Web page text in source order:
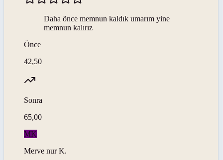
Daha önce memnun kaldık umarım yine
memnun kalırız
Önce
42,50
Sonra
65,00
MK
Merve nur K.